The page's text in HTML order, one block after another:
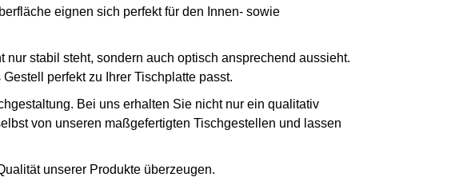
eignen sich perfekt für den Innen- sowie
stabil steht, sondern auch optisch ansprechend aussieht.
perfekt zu Ihrer Tischplatte passt.
Bei uns erhalten Sie nicht nur ein qualitativ
von unseren maßgefertigten Tischgestellen und lassen
unserer Produkte überzeugen.